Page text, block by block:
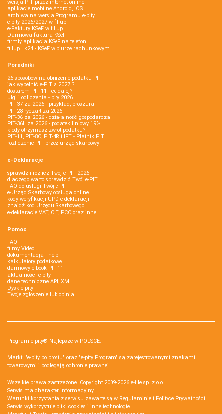
wersja PIT przez internet online
aplikacje mobilne Android, iOS
archiwalna wersja Programu e-pity
e-pity 2026/2027 w fillup
e‑Faktury KSeF w fillup
Darmowa faktura KSeF
firmly aplikacja KSeF na telefon
fillup | k24 - KSeF w biurze rachunkowym
Poradniki
26 sposobów na obniżenie podatku PIT
jak wypełnić e-PIT'a 2027 ?
dostałem PIT-11 i co dalej?
ulgi i odliczenia - pity 2026
PIT-37 za 2026 - przykład, broszura
PIT-28 ryczałt za 2026
PIT-36 za 2026 - działalność gospodarcza
PIT-36L za 2026 - podatek liniowy 19%
kiedy otrzymasz zwrot podatku?
PIT-11, PIT-8C, PIT-4R i IFT - Płatnik PIT
rozliczenie PIT przez urząd skarbowy
e-Deklaracje
sprawdź i rozlicz Twój e PIT 2026
dlaczego warto sprawdzić Twój e-PIT
FAQ do usługi Twój e-PIT
e-Urząd Skarbowy obsługa online
kody weryfikacji UPO e-deklaracji
znajdź kod Urzędu Skarbowego
e-deklaracje VAT, CIT, PCC oraz inne
Pomoc
FAQ
filmy Video
dokumentacja - help
kalkulatory podatkowe
darmowy e-book PIT-11
aktualności e-pity
dane techniczne API, XML
Dysk e-pity
Twoje zgłoszenie lub opinia
Program e-pity® Najlepsze w POLSCE.
Marki: "e-pity po prostu" oraz "e-pity Program" są zarejestrowanymi znakami
towarowymi i podlegają ochronie prawnej.
Wszelkie prawa zastrzeżone. Copyright 2009-2026 e-file sp. z o.o.
Serwis ma charakter informacyjny.
Warunki korzystania z serwisu zawarte są w Regulaminie i Polityce Prywatności.
Serwis wykorzystuje pliki cookies i inne technologie.